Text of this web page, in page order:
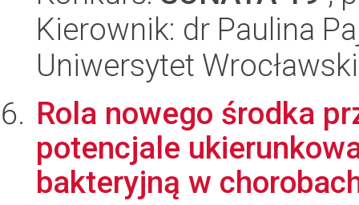
Kierownik: dr Paulina
Uniwersytet
Rola nowego środka
potencjale
bakteryjną w